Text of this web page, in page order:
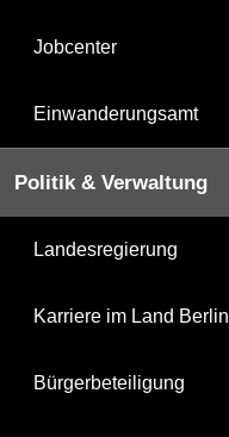
Jobcenter
Einwanderungsamt
Politik & Verwaltung
Landesregierung
Karriere im Land Berlin
Bürgerbeteiligung